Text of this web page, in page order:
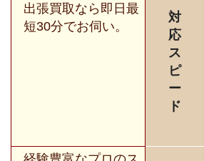
出張買取なら即日最
短30分でお伺い。
対
応
ス
ピ
ー
ド